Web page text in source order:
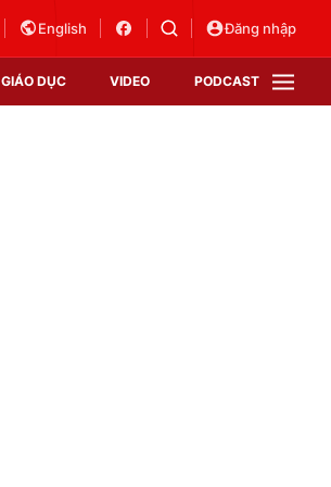
English Đăng nhập
GIÁO DỤC VIDEO PODCAST